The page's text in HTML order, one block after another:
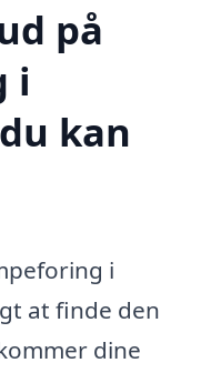
på
i
kan
i
at finde den
dine